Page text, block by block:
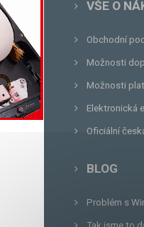
VŠE O
Obchodní
Možnosti
Možnosti
Elektronická
Oficiální
BLOG
Problém s